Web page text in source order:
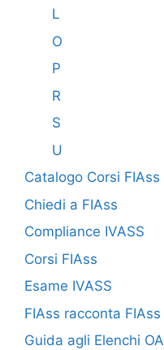
L
O
P
R
S
U
Catalogo Corsi FIAss
Chiedi a FIAss
Compliance IVASS
Corsi FIAss
Esame IVASS
FIAss racconta FIAss
Guida agli Elenchi